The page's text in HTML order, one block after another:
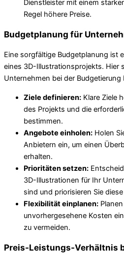
Dienstleister mit einem
Regel höhere Preise.
Budgetplanung für
Eine sorgfältige Budgetplanung ist
eines 3D-Illustrationsprojekts. Hier
Unternehmen bei der
Ziele definieren: Klare Ziele
des Projekts und die
bestimmen.
Angebote einholen: Holen
Anbietern ein, um einen
erhalten.
Prioritäten setzen:
3D-Illustrationen für Ihr
sind und priorisieren Sie
Flexibilität einplanen:
unvorhergesehene Kosten
zu vermeiden.
Preis-Leistungs-Verhältnis